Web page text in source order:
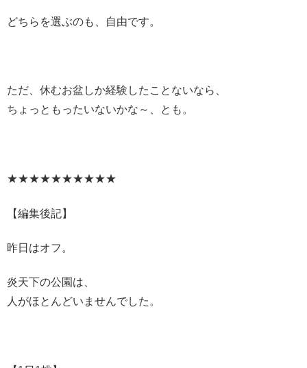
どちらを選ぶのも、自由です。
ただ、休むお盆しか経験したことないなら、
ちょっともったいないかな～、とも。
★★★★★★★★★★
【編集後記】
昨日はオフ。
炎天下の公園は、
人がほとんどいませんでした。